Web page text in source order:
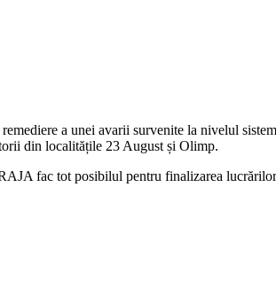
a unei avarii survenite la nivelul
din localitățile 23 August și Olimp.
fac tot posibilul pentru finalizarea